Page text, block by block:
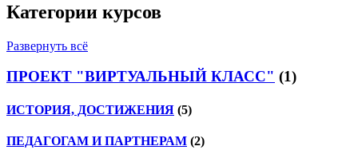
Категории курсов
Развернуть всё
ПРОЕКТ "ВИРТУАЛЬНЫЙ КЛАСС" (1)
ИСТОРИЯ, ДОСТИЖЕНИЯ (5)
ПЕДАГОГАМ И ПАРТНЕРАМ (2)